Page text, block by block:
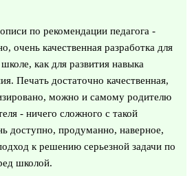
по рекомендации педагога -
очень качественная разработка для
как для развития навыка
Печать достаточно качественная,
можно и самому родителю
- ничего сложного с такой
доступно, продуманно, наверное,
к решению серьезной задачи по
школой.